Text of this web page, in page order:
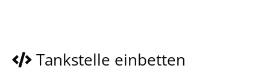
Tankstelle einbetten